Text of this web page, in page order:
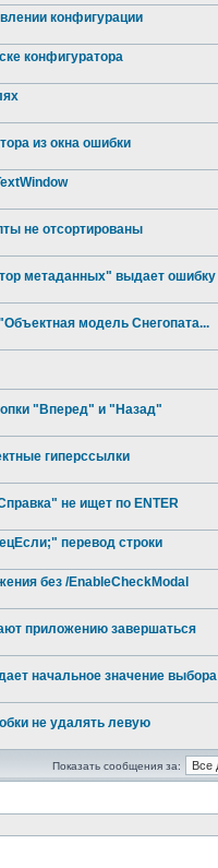
конфигурации
конфигуратора
из окна ошибки
не отсортированы
метаданных" выдает ошибку
модель Снегопата...
"Вперед" и "Назад"
гиперссылки
не ищет по ENTER
перевод строки
без /EnableCheckModal
приложению завершаться
начальное значение выбора
не удалять левую
Показать сообщения за: